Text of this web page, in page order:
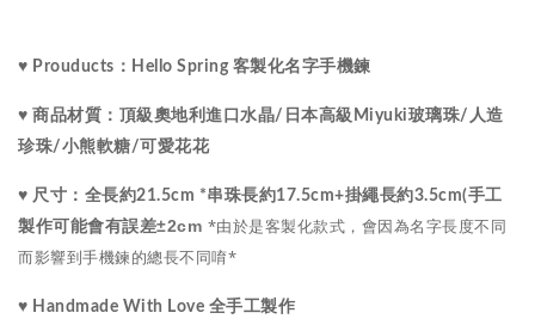
♥ Prouducts：Hello Spring 客製化名字手機鍊
♥ 商品材質： 頂級奧地利進口 水晶/ 日本高級Miyuki玻璃珠/ 人造
珍珠/小熊軟糖/可愛花花
♥ 尺寸： 全長約21.5cm *串珠長約17.5cm+掛繩長約3.5cm(手工
製作可能會有誤差±2cm *由於是客製化款式，會因為名字長度不同
而影響到手機鍊的總長不同唷*
♥ Handmade With Love 全手工製作